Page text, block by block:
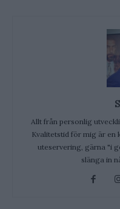
Allt från personlig
Kvalitetstid för mig är en
uteservering, gärna "i
slänga in